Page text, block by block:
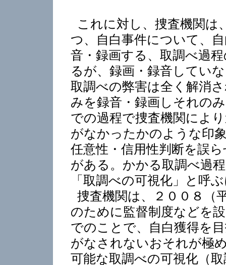
これに対し、捜査機関は
つ、自白事件について、
音・録画する、取調べ過
るが、録画・録音してい
取調べの弊害は全く解消
みを録音・録画しそれの
での過程で捜査機関によ
がなかったかのような印
任意性・信用性判断を誤
がある。かかる取調べ過
「取調べの可視化」と呼
捜査機関は、２００８（
のために監督制度などを
でのことで、自白獲得を
がなされないおそれが極
可能な取調べの可視化（